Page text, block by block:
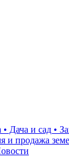
Дача и сад •
и продажа